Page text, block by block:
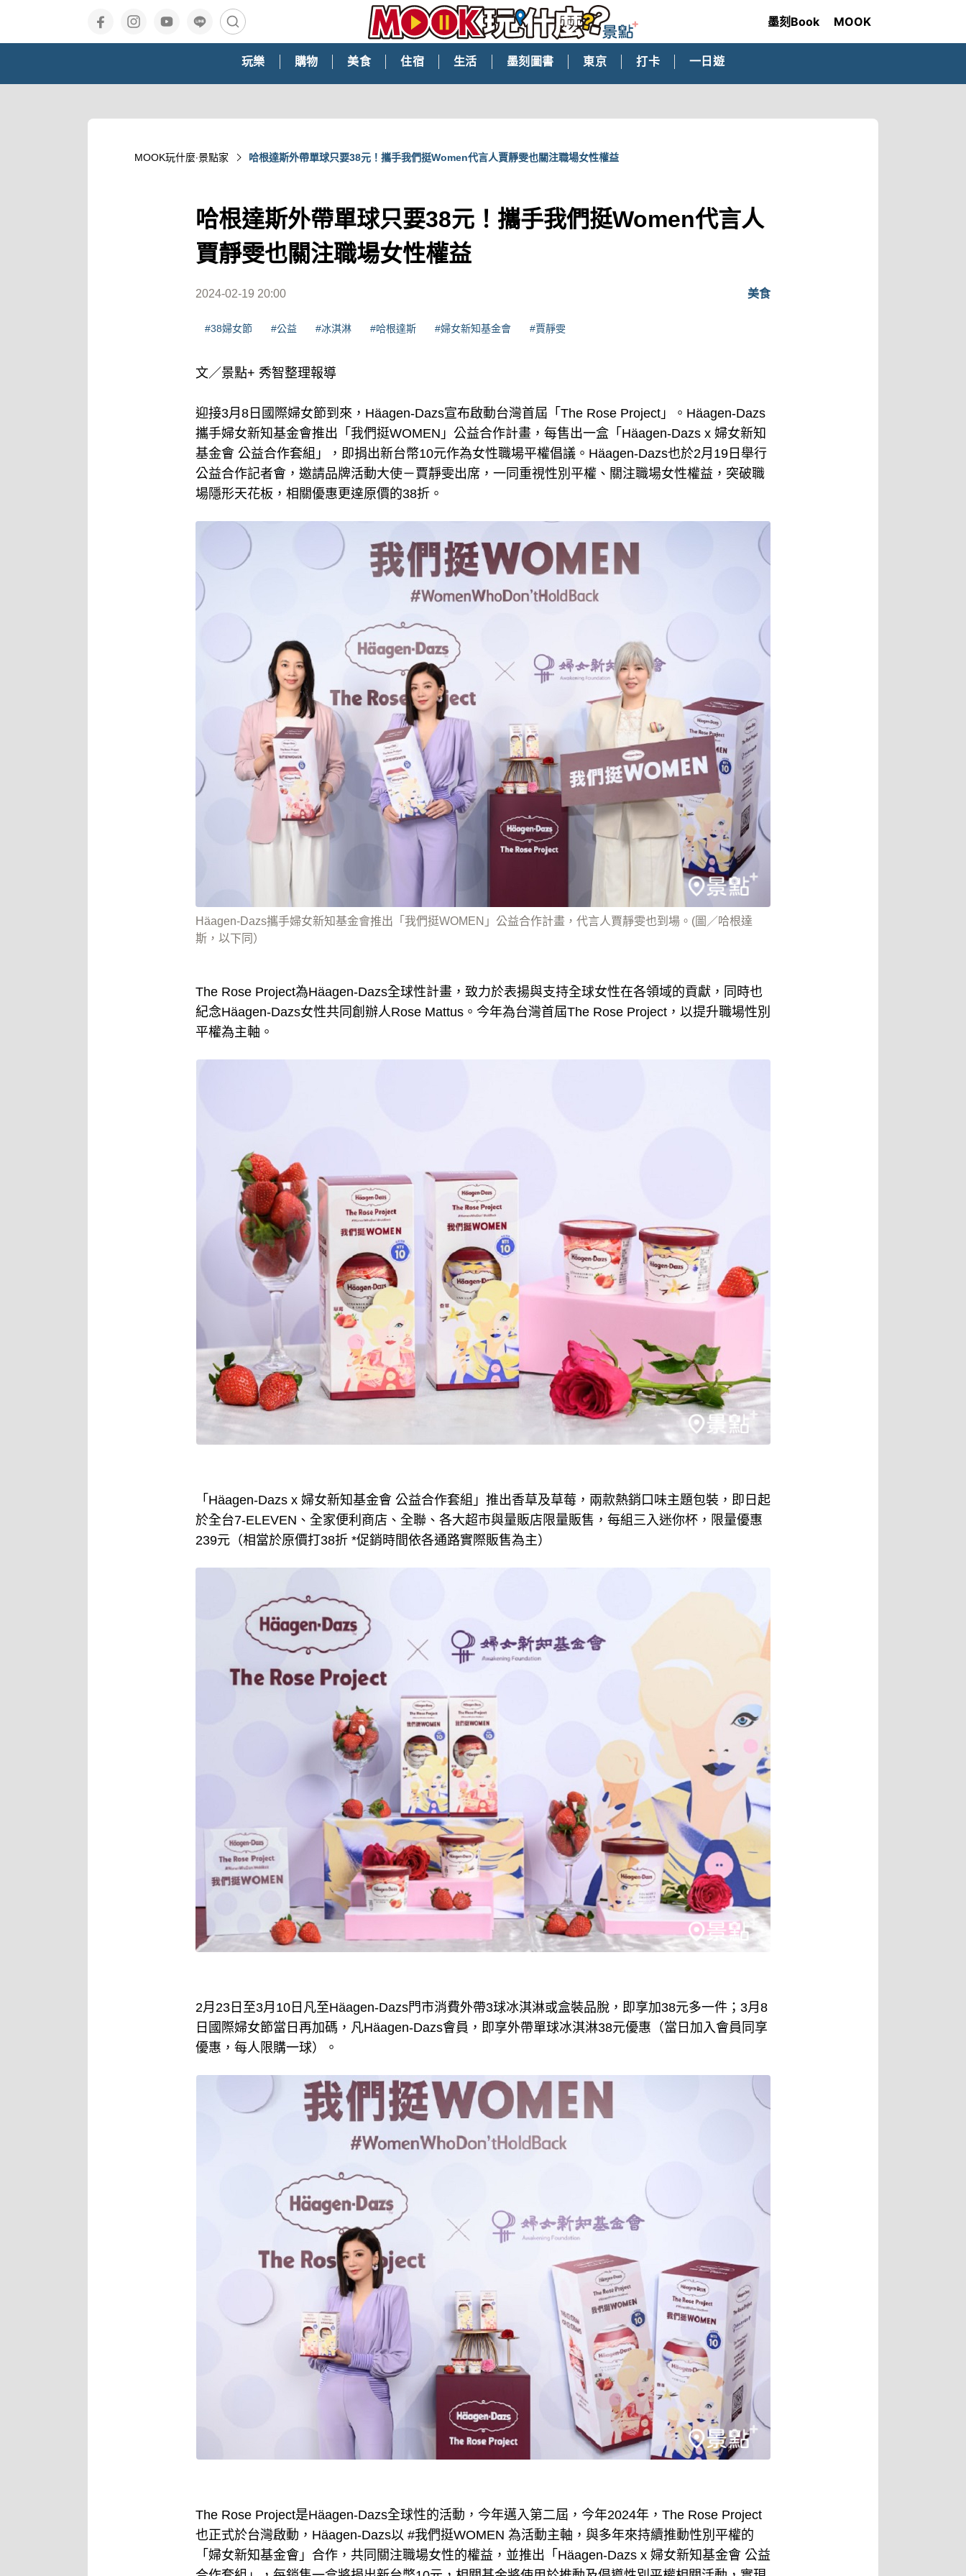
墨刻Book MOOK
玩樂 購物 美食 住宿 生活 墨刻圖書 東京 打卡 一日遊
MOOK玩什麼‧景點家 哈根達斯外帶單球只要38元！攜手我們挺Women代言人賈靜雯也關注職場女性權益
哈根達斯外帶單球只要38元！攜手我們挺Women代言人
賈靜雯也關注職場女性權益
2024-02-19 20:00 美食
#38婦女節 #公益 #冰淇淋 #哈根達斯 #婦女新知基金會 #賈靜雯
文／景點+ 秀智整理報導
迎接3月8日國際婦女節到來，Häagen-Dazs宣布啟動台灣首屆「The Rose Project」。Häagen-Dazs
攜手婦女新知基金會推出「我們挺WOMEN」公益合作計畫，每售出一盒「Häagen-Dazs x 婦女新知
基金會 公益合作套組」，即捐出新台幣10元作為女性職場平權倡議。Häagen-Dazs也於2月19日舉行
公益合作記者會，邀請品牌活動大使－賈靜雯出席，一同重視性別平權、關注職場女性權益，突破職
場隱形天花板，相關優惠更達原價的38折。
Häagen-Dazs攜手婦女新知基金會推出「我們挺WOMEN」公益合作計畫，代言人賈靜雯也到場。(圖／哈根達
斯，以下同）
The Rose Project為Häagen-Dazs全球性計畫，致力於表揚與支持全球女性在各領域的貢獻，同時也
紀念Häagen-Dazs女性共同創辦人Rose Mattus。今年為台灣首屆The Rose Project，以提升職場性別
平權為主軸。
「Häagen-Dazs x 婦女新知基金會 公益合作套組」推出香草及草莓，兩款熱銷口味主題包裝，即日起
於全台7-ELEVEN、全家便利商店、全聯、各大超市與量販店限量販售，每組三入迷你杯，限量優惠
239元（相當於原價打38折 *促銷時間依各通路實際販售為主）
2月23日至3月10日凡至Häagen-Dazs門市消費外帶3球冰淇淋或盒裝品脫，即享加38元多一件；3月8
日國際婦女節當日再加碼，凡Häagen-Dazs會員，即享外帶單球冰淇淋38元優惠（當日加入會員同享
優惠，每人限購一球）。
The Rose Project是Häagen-Dazs全球性的活動，今年邁入第二屆，今年2024年，The Rose Project
也正式於台灣啟動，Häagen-Dazs以 #我們挺WOMEN 為活動主軸，與多年來持續推動性別平權的
「婦女新知基金會」合作，共同關注職場女性的權益，並推出「Häagen-Dazs x 婦女新知基金會 公益